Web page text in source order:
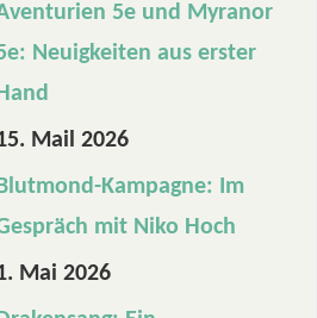
a
s
y
?
M
5e und Myranor
Neuigkeiten aus erster
Mail 2026
Kampagne: Im
mit Niko Hoch
Mai 2026